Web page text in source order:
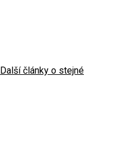
Další články o stejné